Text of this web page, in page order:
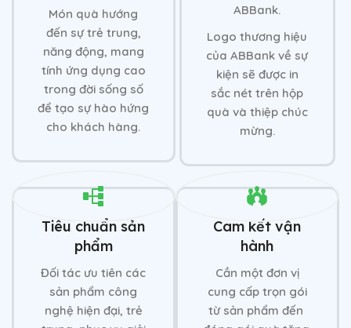
Món quà hướng
đến sự trẻ trung,
năng động, mang
tính ứng dụng cao
trong đời sống số
để tạo sự hào hứng
cho khách hàng.
ABBank.
Logo thương hiệu
của ABBank về sự
kiện sẽ được in
sắc nét trên hộp
quà và thiệp chúc
mừng.
Tiêu chuẩn sản
phẩm
Đối tác ưu tiên các
sản phẩm công
nghệ hiện đại, trẻ
Cam kết vận
hành
Cần một đơn vị
cung cấp trọn gói
từ sản phẩm đến